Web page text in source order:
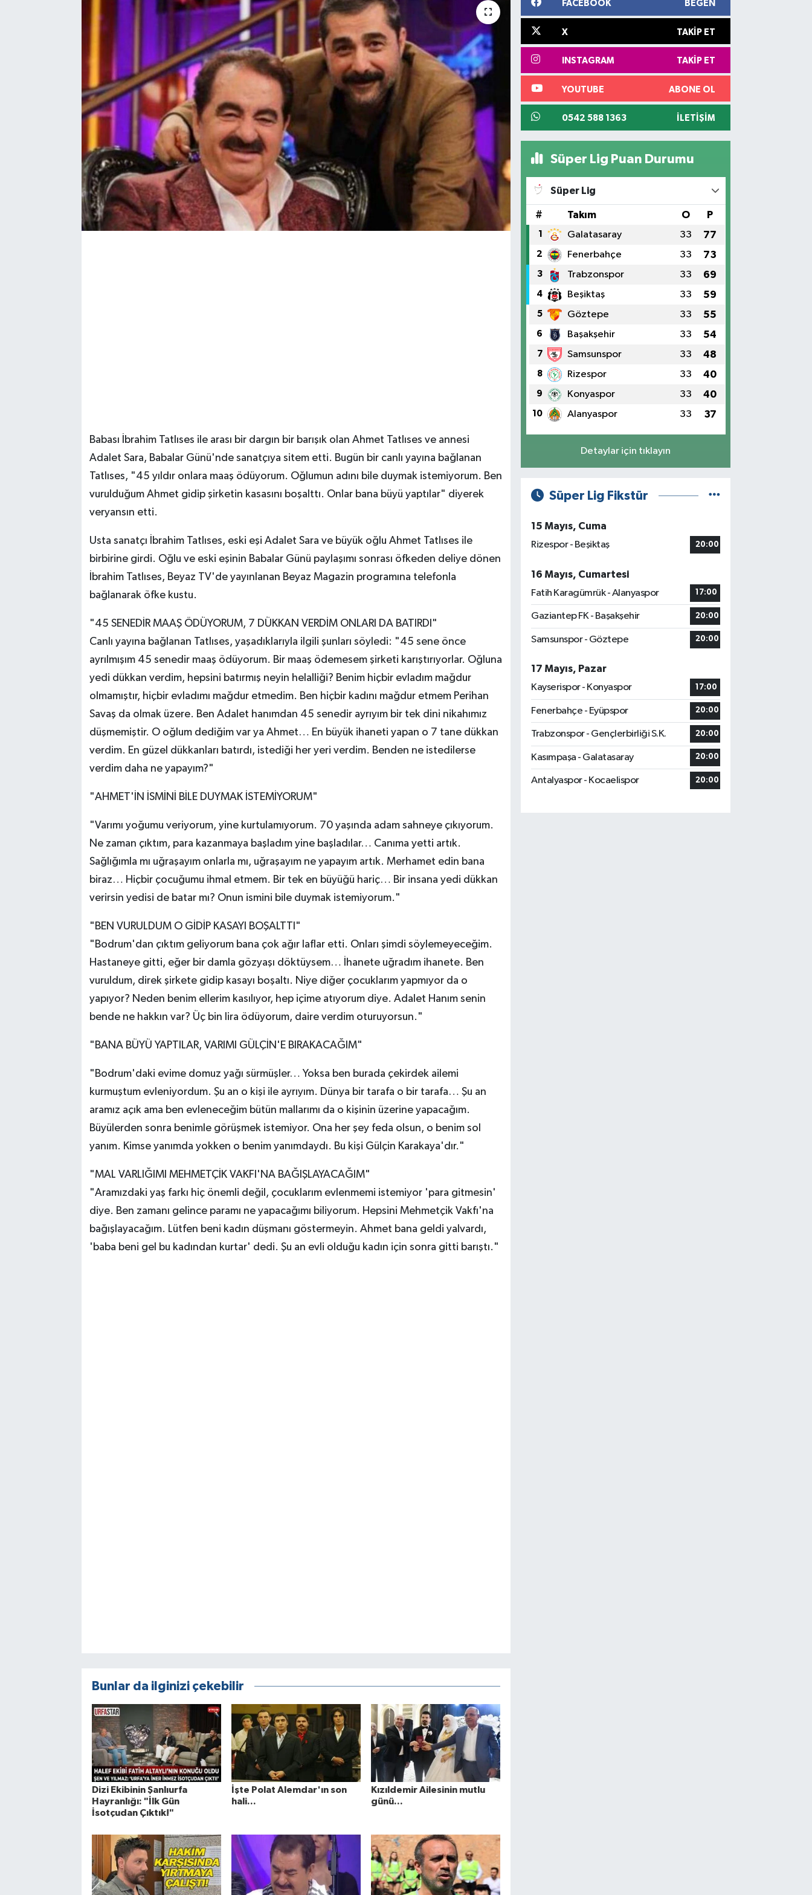
Babası İbrahim Tatlıses ile arası bir dargın bir barışık olan Ahmet Tatlıses ve annesi
Adalet Sara, Babalar Günü'nde sanatçıya sitem etti. Bugün bir canlı yayına bağlanan
Tatlıses, "45 yıldır onlara maaş ödüyorum. Oğlumun adını bile duymak istemiyorum. Ben
vurulduğum Ahmet gidip şirketin kasasını boşalttı. Onlar bana büyü yaptılar" diyerek
veryansın etti.
Usta sanatçı İbrahim Tatlıses, eski eşi Adalet Sara ve büyük oğlu Ahmet Tatlıses ile
birbirine girdi. Oğlu ve eski eşinin Babalar Günü paylaşımı sonrası öfkeden deliye dönen
İbrahim Tatlıses, Beyaz TV'de yayınlanan Beyaz Magazin programına telefonla
bağlanarak öfke kustu.
"45 SENEDİR MAAŞ ÖDÜYORUM, 7 DÜKKAN VERDİM ONLARI DA BATIRDI"
Canlı yayına bağlanan Tatlıses, yaşadıklarıyla ilgili şunları söyledi: "45 sene önce
ayrılmışım 45 senedir maaş ödüyorum. Bir maaş ödemesem şirketi karıştırıyorlar. Oğluna
yedi dükkan verdim, hepsini batırmış neyin helalliği? Benim hiçbir evladım mağdur
olmamıştır, hiçbir evladımı mağdur etmedim. Ben hiçbir kadını mağdur etmem Perihan
Savaş da olmak üzere. Ben Adalet hanımdan 45 senedir ayrıyım bir tek dini nikahımız
düşmemiştir. O oğlum dediğim var ya Ahmet… En büyük ihaneti yapan o 7 tane dükkan
verdim. En güzel dükkanları batırdı, istediği her yeri verdim. Benden ne istedilerse
verdim daha ne yapayım?"
"AHMET'İN İSMİNİ BİLE DUYMAK İSTEMİYORUM"
"Varımı yoğumu veriyorum, yine kurtulamıyorum. 70 yaşında adam sahneye çıkıyorum.
Ne zaman çıktım, para kazanmaya başladım yine başladılar… Canıma yetti artık.
Sağlığımla mı uğraşayım onlarla mı, uğraşayım ne yapayım artık. Merhamet edin bana
biraz… Hiçbir çocuğumu ihmal etmem. Bir tek en büyüğü hariç… Bir insana yedi dükkan
verirsin yedisi de batar mı? Onun ismini bile duymak istemiyorum."
"BEN VURULDUM O GİDİP KASAYI BOŞALTTI"
"Bodrum'dan çıktım geliyorum bana çok ağır laflar etti. Onları şimdi söylemeyeceğim.
Hastaneye gitti, eğer bir damla gözyaşı döktüysem… İhanete uğradım ihanete. Ben
vuruldum, direk şirkete gidip kasayı boşaltı. Niye diğer çocuklarım yapmıyor da o
yapıyor? Neden benim ellerim kasılıyor, hep içime atıyorum diye. Adalet Hanım senin
bende ne hakkın var? Üç bin lira ödüyorum, daire verdim oturuyorsun."
"BANA BÜYÜ YAPTILAR, VARIMI GÜLÇİN'E BIRAKACAĞIM"
"Bodrum'daki evime domuz yağı sürmüşler… Yoksa ben burada çekirdek ailemi
kurmuştum evleniyordum. Şu an o kişi ile ayrıyım. Dünya bir tarafa o bir tarafa… Şu an
aramız açık ama ben evleneceğim bütün mallarımı da o kişinin üzerine yapacağım.
Büyülerden sonra benimle görüşmek istemiyor. Ona her şey feda olsun, o benim sol
yanım. Kimse yanımda yokken o benim yanımdaydı. Bu kişi Gülçin Karakaya'dır."
"MAL VARLIĞIMI MEHMETÇİK VAKFI'NA BAĞIŞLAYACAĞIM"
"Aramızdaki yaş farkı hiç önemli değil, çocuklarım evlenmemi istemiyor 'para gitmesin'
diye. Ben zamanı gelince paramı ne yapacağımı biliyorum. Hepsini Mehmetçik Vakfı'na
bağışlayacağım. Lütfen beni kadın düşmanı göstermeyin. Ahmet bana geldi yalvardı,
'baba beni gel bu kadından kurtar' dedi. Şu an evli olduğu kadın için sonra gitti barıştı."
Bunlar da ilginizi çekebilir
Dizi Ekibinin Şanlıurfa
Hayranlığı: "İlk Gün
İsotçudan Çıktık!"
İşte Polat Alemdar'ın son
hali...
Kızıldemir Ailesinin mutlu
günü...
FACEBOOK BEĞEN
X TAKIP ET
INSTAGRAM TAKIP ET
YOUTUBE ABONE OL
0542 588 1363 İLETIŞIM
Süper Lig Puan Durumu
Süper Lig
# Takım O P
1 Galatasaray 33 77
2 Fenerbahçe 33 73
3 Trabzonspor 33 69
4 Beşiktaş 33 59
5 Göztepe 33 55
6 Başakşehir 33 54
7 Samsunspor 33 48
8 Rizespor 33 40
9 Konyaspor 33 40
10 Alanyaspor 33 37
Detaylar için tıklayın
Süper Lig Fikstür
15 Mayıs, Cuma
Rizespor - Beşiktaş
20:00
16 Mayıs, Cumartesi
Fatih Karagümrük - Alanyaspor
17:00
Gaziantep FK - Başakşehir 20:00
Samsunspor - Göztepe 20:00
17 Mayıs, Pazar
Kayserispor - Konyaspor
17:00
Fenerbahçe - Eyüpspor 20:00
Trabzonspor - Gençlerbirliği S.K. 20:00
Kasımpaşa - Galatasaray 20:00
Antalyaspor - Kocaelispor 20:00